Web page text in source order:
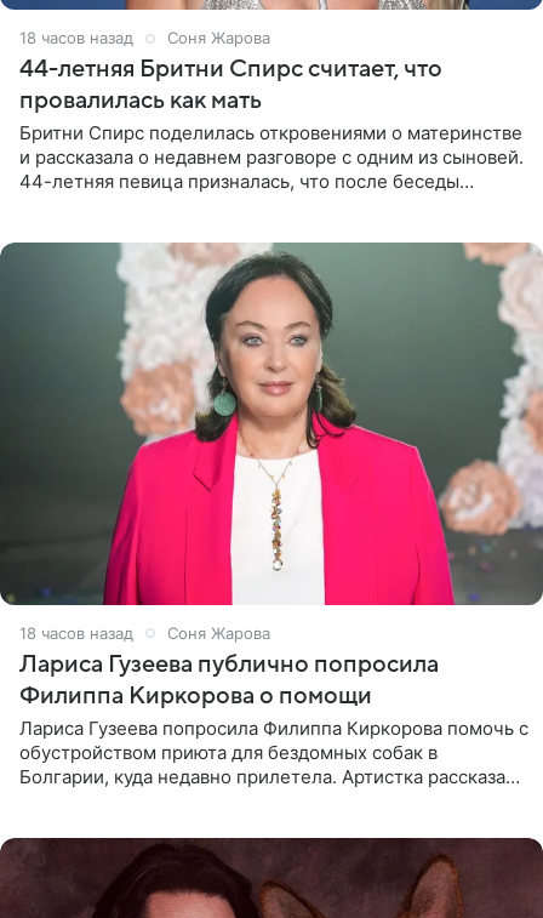
18 часов назад Соня Жарова
44-летняя Бритни Спирс считает, что
провалилась как мать
Бритни Спирс поделилась откровениями о материнстве
и рассказала о недавнем разговоре с одним из сыновей.
44-летняя певица призналась, что после беседы
18 часов назад Соня Жарова
Лариса Гузеева публично попросила
Филиппа Киркорова о помощи
Лариса Гузеева попросила Филиппа Киркорова помочь с
обустройством приюта для бездомных собак в
Болгарии, куда недавно прилетела. Артистка рассказала